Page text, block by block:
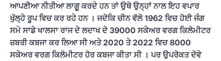
ਆਪਣੀਆ ਨੀਤੀਆ ਲਾਗੂ ਕਰਦੇ ਹਨ ਤਾਂ ਉਥੇ ਉਨ੍ਹਾਂ ਨਾਲ ਇਹ ਵਪਾਰ
ਖੁੱਲ੍ਹੇ ਰੂਪ ਵਿਚ ਕਰ ਰਹੇ ਹਨ । ਜਦੋਕਿ ਚੀਨ ਵੱਲੋ 1962 ਵਿਚ ਹੋਈ ਜੰਗ
ਸਮੇ ਸਾਡੇ ਖਾਲਸਾ ਰਾਜ ਦੇ ਲਦਾਖ ਦੇ 39000 ਸਕੇਅਰ ਵਰਗ ਕਿਲੋਮੀਟਰ
ਜ਼ਬਰੀ ਕਬਜਾ ਕਰ ਲਿਆ ਸੀ ਅਤੇ 2020 ਤੇ 2022 ਵਿਚ 8000
ਸਕੇਅਰ ਵਰਗ ਕਿਲੋਮੀਟਰ ਹੋਰ ਕਬਜਾ ਕੀਤਾ ਸੀ । ਪਰ ਉਪਰੋਕਤ ਦੋਵੇ